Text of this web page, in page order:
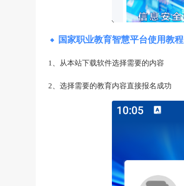
国家职业教育智慧平台使用教程
1、从本站下载软件选择需要的内容
2、选择需要的教育内容直接报名成功